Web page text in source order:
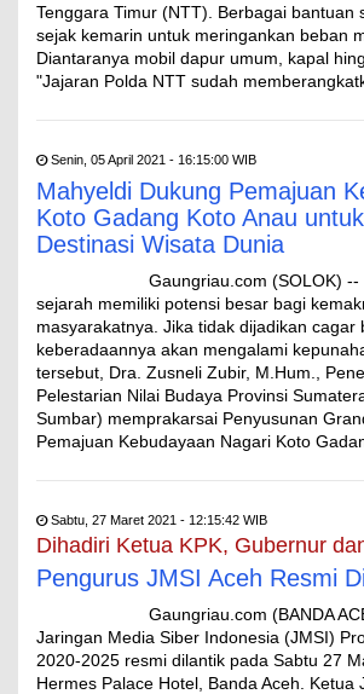
Tenggara Timur (NTT). Berbagai bantuan
sejak kemarin untuk meringankan beban
Diantaranya mobil dapur umum, kapal
"Jajaran Polda NTT sudah
Senin, 05 April 2021 - 16:15:00 WIB
Mahyeldi Dukung Pemajuan
Koto Gadang Koto Anau
Destinasi Wisata Dunia
Gaungriau.com (SOLOK) --
sejarah memiliki potensi besar bagi
masyarakatnya. Jika tidak dijadikan cagar
keberadaannya akan mengalami
tersebut, Dra. Zusneli Zubir, M.Hum.,
Pelestarian Nilai Budaya Provinsi
Sumbar) memprakarsai Penyusunan
Pemajuan Kebudayaan Nagari Koto
Sabtu, 27 Maret 2021 - 12:15:42 WIB
Dihadiri Ketua KPK, Gubernur
Pengurus JMSI Aceh Resmi
Gaungriau.com (BANDA
Jaringan Media Siber Indonesia (JMSI)
2020-2025 resmi dilantik pada Sabtu 27
Hermes Palace Hotel, Banda Aceh. Ketua